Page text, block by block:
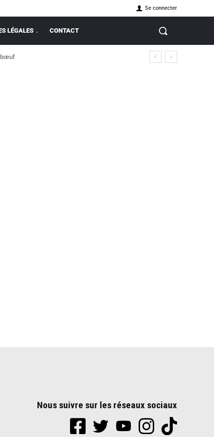
Se connecter
LÉGALES CONTACT
bœuf
Nous suivre sur les réseaux sociaux